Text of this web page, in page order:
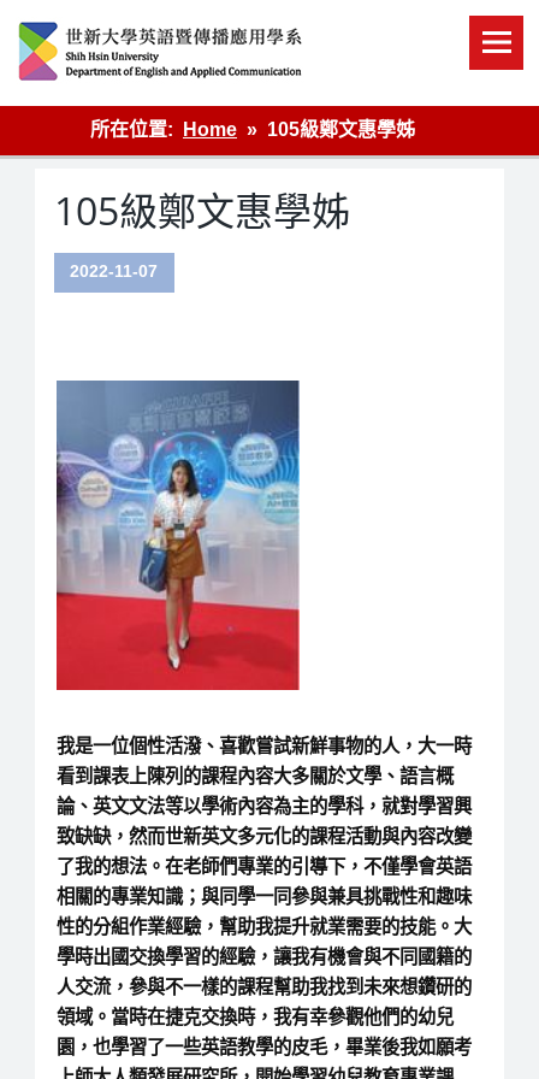
content
英語傳播
所在位置:
Home 105級鄭文惠學姊
105級鄭文惠學姊
2022-11-07
我是一位個性活潑、喜歡嘗試新鮮事物的人，大一時
看到課表上陳列的課程內容大多關於文學、語言概
論、英文文法等以學術內容為主的學科，就對學習興
致缺缺，然而世新英文多元化的課程活動與內容改變
了我的想法。在老師們專業的引導下，不僅學會英語
相關的專業知識；與同學一同參與兼具挑戰性和趣味
性的分組作業經驗，幫助我提升就業需要的技能。大
學時出國交換學習的經驗，讓我有機會與不同國籍的
人交流，參與不一樣的課程幫助我找到未來想鑽研的
領域。當時在捷克交換時，我有幸參觀他們的幼兒
園，也學習了一些英語教學的皮毛，畢業後我如願考